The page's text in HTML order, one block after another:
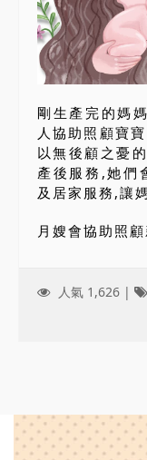
剛生產完的媽
人協助照顧寶
以無後顧之憂
產後服務,她們
及居家服務,讓
月嫂會協助照
人氣 1,626 |